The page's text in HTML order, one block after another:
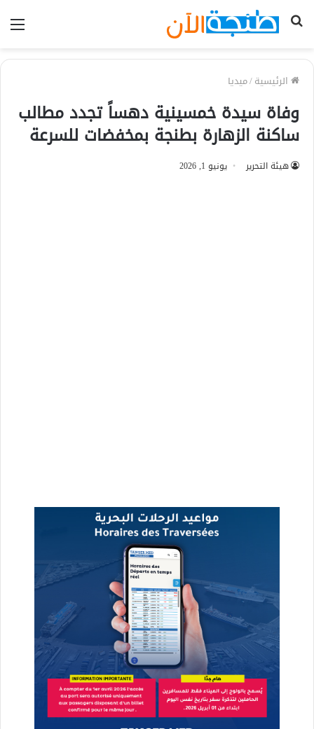
بحث
الرئيسية/ميديا
وفاة سيدة خمسينية دهساً تجدد مطالب
ساكنة الزهارة بطنجة بمخفضات للسرعة
هيئة التحرير يونيو 1, 2026